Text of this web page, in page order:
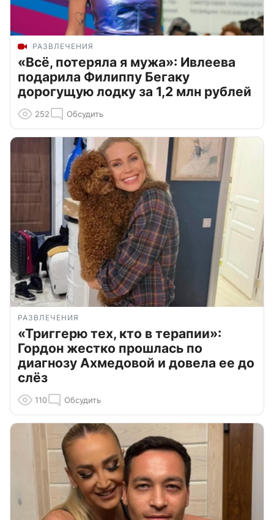
РАЗВЛЕЧЕНИЯ
«Всё, потеряла я мужа»: Ивлеева
подарила Филиппу Бегаку
дорогущую лодку за 1,2 млн рублей
252 Обсудить
РАЗВЛЕЧЕНИЯ
«Триггерю тех, кто в терапии»:
Гордон жестко прошлась по
диагнозу Ахмедовой и довела ее до
слёз
110 Обсудить